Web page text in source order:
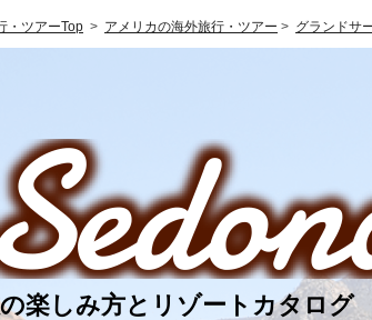
・ツアーTop > アメリカの海外旅行・ツアー > グランドサ
楽しみ方とリゾートカタログ